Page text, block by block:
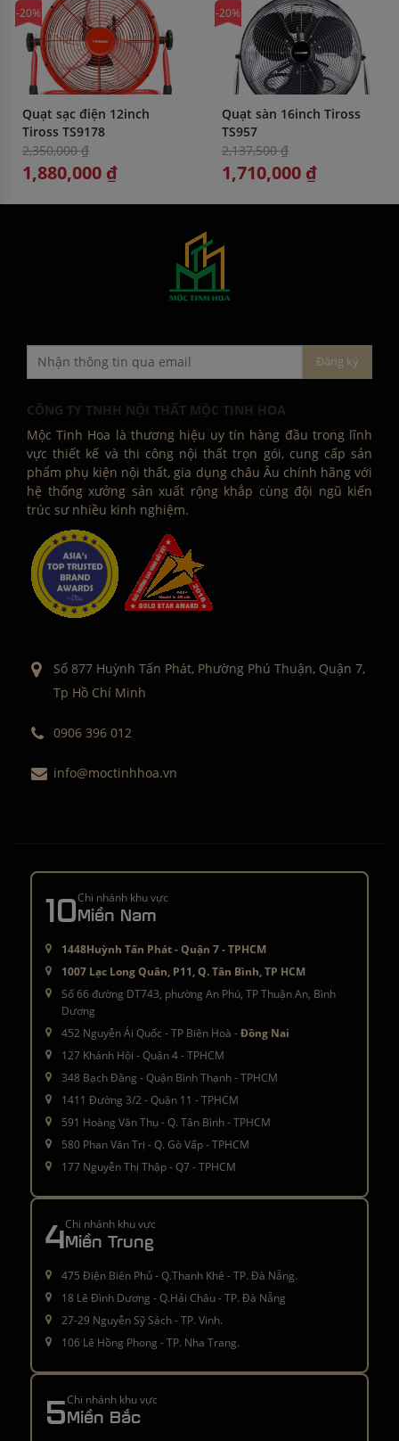
-20%
Quạt sạc điện 12inch
Tiross TS9178
2,350,000 ₫
1,880,000 ₫
-20%
Quạt sàn 16inch Tiross
TS957
2,137,500 ₫
1,710,000 ₫
CÔNG TY TNHH NỘI THẤT MỘC TINH HOA
Mộc Tinh Hoa là thương hiệu uy tín hàng đầu trong lĩnh
vực thiết kế và thi công nội thất trọn gói, cung cấp sản
phẩm phụ kiện nội thất, gia dụng châu Âu chính hãng với
hệ thống xưởng sản xuất rộng khắp cùng đội ngũ kiến
trúc sư nhiều kinh nghiệm.
Số 877 Huỳnh Tấn Phát, Phường Phú Thuận, Quận 7,
Tp Hồ Chí Minh
0906 396 012
info@moctinhhoa.vn
10Chi nhánh khu vực
Miền Nam
1448Huỳnh Tấn Phát - Quận 7 - TPHCM
1007 Lạc Long Quân, P11, Q. Tân Bình, TP HCM
Số 66 đường DT743, phường An Phú, TP Thuận An, Bình
Dương
452 Nguyễn Ái Quốc - TP Biên Hoà -Đồng Nai
127 Khánh Hội - Quận 4 - TPHCM
348 Bạch Đằng - Quận Bình Thạnh - TPHCM
1411 Đường 3/2 - Quận 11 - TPHCM
591 Hoàng Văn Thụ - Q. Tân Bình - TPHCM
580 Phan Văn Trị - Q. Gò Vấp - TPHCM
177 Nguyễn Thị Thập - Q7 - TPHCM
4Chi nhánh khu vực
Miền Trung
475 Điện Biên Phủ - Q.Thanh Khê - TP. Đà Nẵng.
18 Lê Đình Dương - Q.Hải Châu - TP. Đà Nẵng
27-29 Nguyễn Sỹ Sách - TP. Vinh.
106 Lê Hồng Phong - TP. Nha Trang.
5Chi nhánh khu vực
Miền Bắc